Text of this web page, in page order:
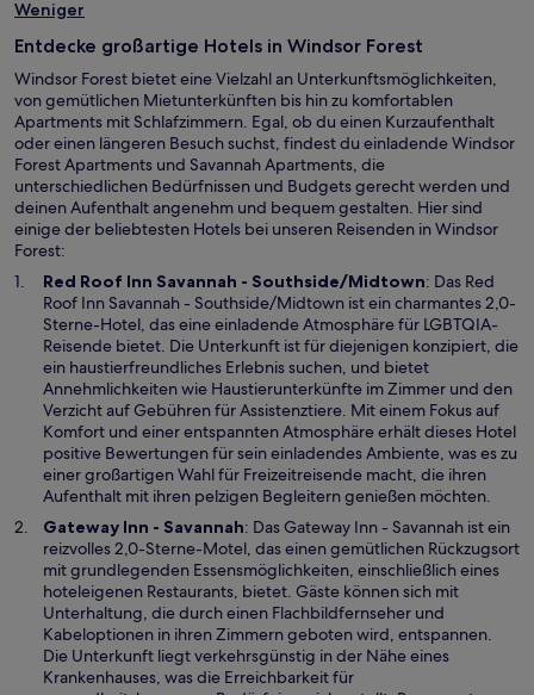
Weniger
Entdecke großartige Hotels in Windsor Forest
Windsor Forest bietet eine Vielzahl an Unterkunftsmöglichkeiten,
von gemütlichen Mietunterkünften bis hin zu komfortablen
Apartments mit Schlafzimmern. Egal, ob du einen Kurzaufenthalt
oder einen längeren Besuch suchst, findest du einladende Windsor
Forest Apartments und Savannah Apartments, die
unterschiedlichen Bedürfnissen und Budgets gerecht werden und
deinen Aufenthalt angenehm und bequem gestalten. Hier sind
einige der beliebtesten Hotels bei unseren Reisenden in Windsor
Forest:
Red Roof Inn Savannah - Southside/MidtownW
i
r
d
i
n
e
i
n
e
m
e
u
e
n
F
e
n
: Das Red
Roof Inn Savannah - Southside/Midtown ist ein charmantes 2,0-
Sterne-Hotel, das eine einladende Atmosphäre für LGBTQIA-
Reisende bietet. Die Unterkunft ist für diejenigen konzipiert, die
ein haustierfreundliches Erlebnis suchen, und bietet
Annehmlichkeiten wie Haustierunterkünfte im Zimmer und den
Verzicht auf Gebühren für Assistenztiere. Mit einem Fokus auf
Komfort und einer entspannten Atmosphäre erhält dieses Hotel
positive Bewertungen für sein einladendes Ambiente, was es zu
einer großartigen Wahl für Freizeitreisende macht, die ihren
Aufenthalt mit ihren pelzigen Begleitern genießen möchten.
Gateway Inn - SavannahW
i
r
d
i
n
e
i
: Das Gateway Inn - Savannah ist ein
reizvolles 2,0-Sterne-Motel, das einen gemütlichen Rückzugsort
mit grundlegenden Essensmöglichkeiten, einschließlich eines
hoteleigenen Restaurants, bietet. Gäste können sich mit
Unterhaltung, die durch einen Flachbildfernseher und
Kabeloptionen in ihren Zimmern geboten wird, entspannen.
Die Unterkunft liegt verkehrsgünstig in der Nähe eines
Krankenhauses, was die Erreichbarkeit für